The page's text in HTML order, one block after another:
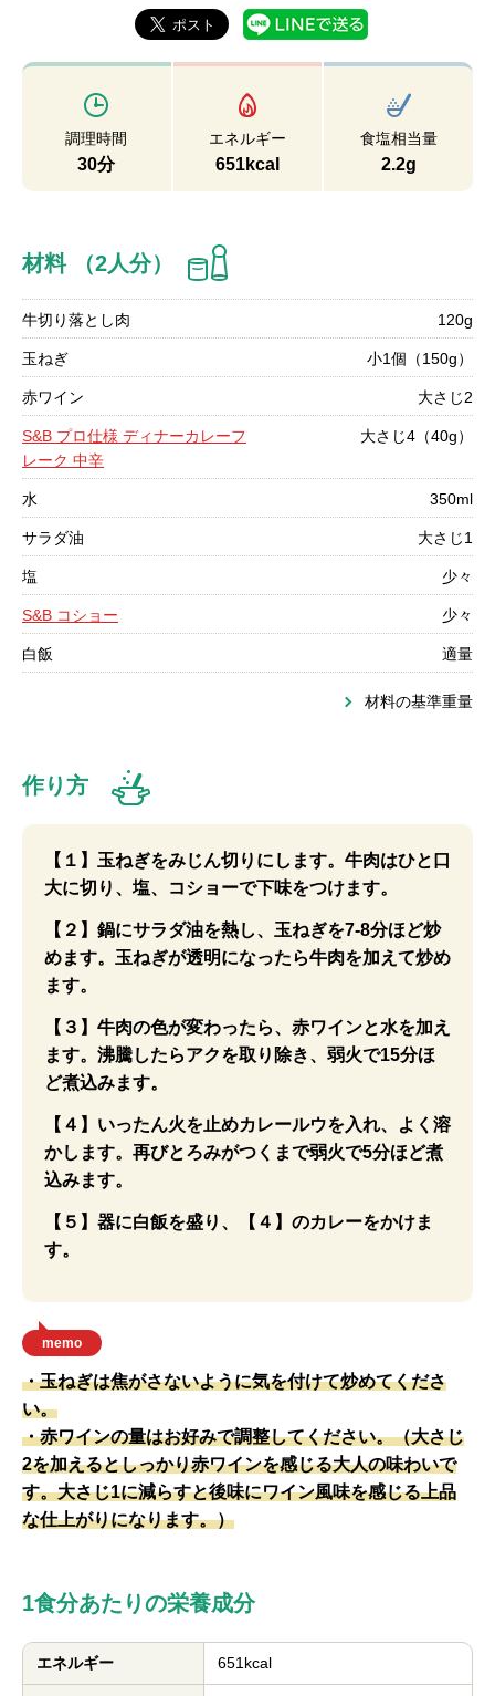
調理時間
30分
エネルギー
651kcal
食塩相当量
2.2g
材料 （2人分）
牛切り落とし肉 120g
玉ねぎ 小1個（150g）
赤ワイン 大さじ2
S&B プロ仕様 ディナーカレーフ
レーク 中辛
大さじ4（40g）
水 350ml
サラダ油 大さじ1
塩 少々
S&B コショー 少々
白飯 適量
材料の基準重量
作り方
【１】玉ねぎをみじん切りにします。牛肉はひと口
大に切り、塩、コショーで下味をつけます。
【２】鍋にサラダ油を熱し、玉ねぎを7-8分ほど炒
めます。玉ねぎが透明になったら牛肉を加えて炒め
ます。
【３】牛肉の色が変わったら、赤ワインと水を加え
ます。沸騰したらアクを取り除き、弱火で15分ほ
ど煮込みます。
【４】いったん火を止めカレールウを入れ、よく溶
かします。再びとろみがつくまで弱火で5分ほど煮
込みます。
【５】器に白飯を盛り、【４】のカレーをかけま
す。
memo
・玉ねぎは焦がさないように気を付けて炒めてくださ
い。
・赤ワインの量はお好みで調整してください。（大さじ
2を加えるとしっかり赤ワインを感じる大人の味わいで
す。大さじ1に減らすと後味にワイン風味を感じる上品
な仕上がりになります。）
1食分あたりの栄養成分
エネルギー 651kcal